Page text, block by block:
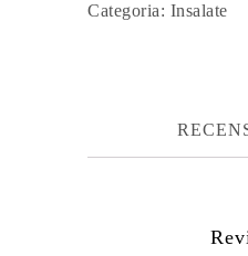
quantità
Categoria: Insalate